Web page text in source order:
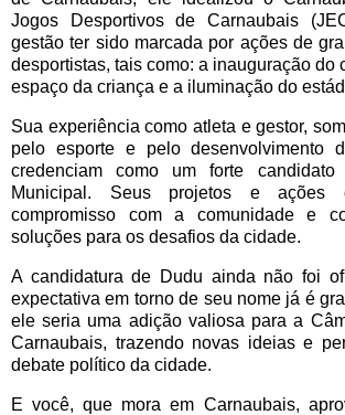
Jogos Desportivos de Carnaubais
gestão ter sido marcada por ações de
desportistas, tais como: a inauguração do
espaço da criança e a iluminação do
Sua experiência como atleta e gestor,
pelo esporte e pelo desenvolvimento
credenciam como um forte
Municipal. Seus projetos e ações
compromisso com a comunidade e
soluções para os desafios da cidade.
A candidatura de Dudu ainda não foi
expectativa em torno de seu nome já é
ele seria uma adição valiosa para a
Carnaubais, trazendo novas ideias e
debate político da cidade.
E você, que mora em Carnaubais,